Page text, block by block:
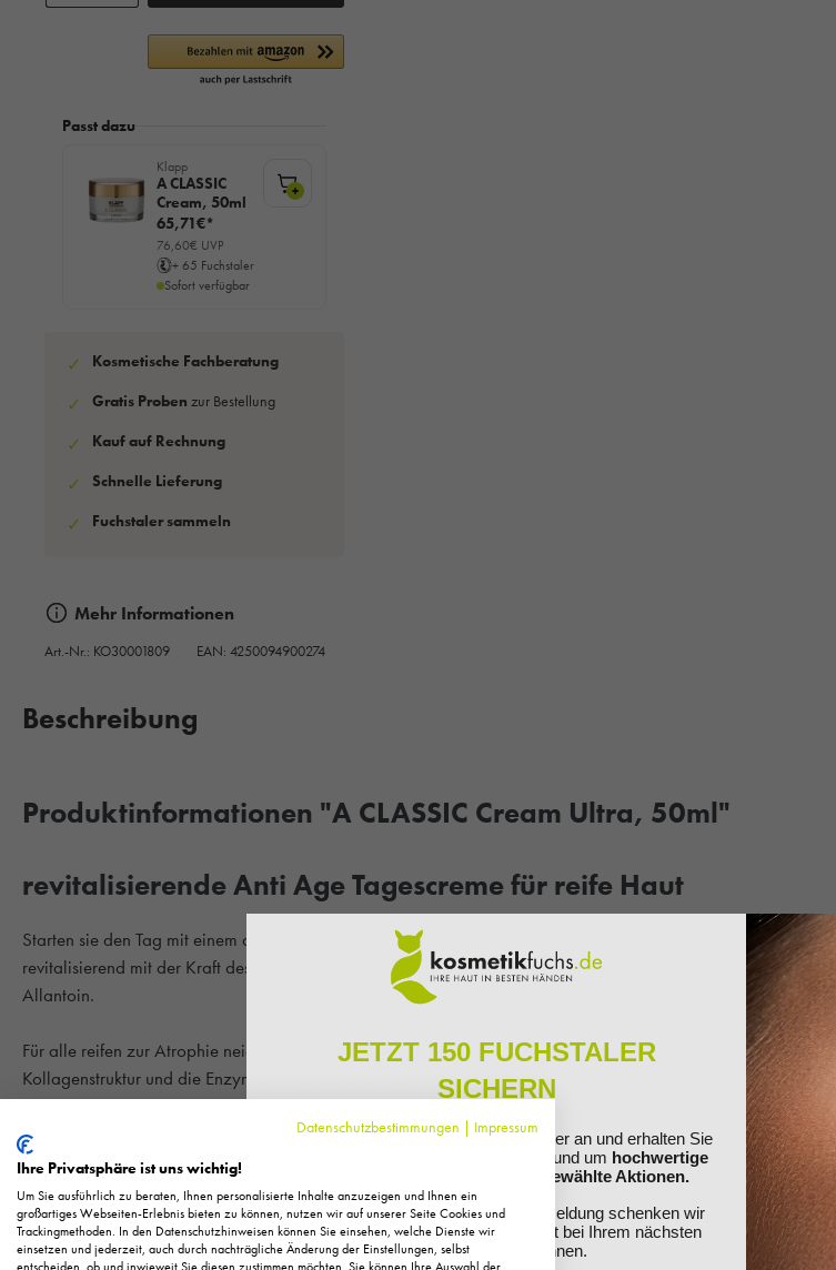
Passt dazu
Klapp
A CLASSIC
Cream, 50ml
65,71€*
76,60€ UVP
+ 65 Fuchstaler
Sofort verfügbar
+
✓ Kosmetische Fachberatung
✓ Gratis Proben zur Bestellung
✓ Kauf auf Rechnung
✓ Schnelle Lieferung
✓ Fuchstaler sammeln
Mehr Informationen
Art.-Nr.: KO30001809 EAN: 4250094900274
Beschreibung
Produktinformationen "A CLASSIC Cream Ultra, 50ml"
revitalisierende Anti Age Tagescreme für reife Haut
Starten sie den Tag mit einem angenehm frischen Gefühl! Diese hochwertige Tagescreme von Klapp wirkt
revitalisierend mit der Kraft des Vitamin A Palmitates und der besänftigenden Wirkung von D-Panthenol und
Allantoin.
Für alle reifen zur Atrophie neigenden Hautbilder mit natürlichem Lichtschutzfaktor. A Classic beeinflusst die
Kollagenstruktur und die Enzymaktivität der alternden Haut. Gerade das von KLAPP eingesetzte RETINOL wirkt
sich äußerst effektiv auf die reduzierten Repairmechanismen aus.
Die Vorteile im überblick:
angenehm cremige Textur
Hochwertige Feuchtigkeitsspendende Tagespflege
Hinterlässt ein leicht kühlendes Gefühl auf der Haut
Datenschutzbestimmungen | Impressum
Ihre Privatsphäre ist uns wichtig!
Um Sie ausführlich zu beraten, Ihnen personalisierte Inhalte anzuzeigen und Ihnen ein
großartiges Webseiten-Erlebnis bieten zu können, nutzen wir auf unserer Seite Cookies und
Trackingmethoden. In den Datenschutzhinweisen können Sie einsehen, welche Dienste wir
einsetzen und jederzeit, auch durch nachträgliche Änderung der Einstellungen, selbst
JETZT 150 FUCHSTALER
SICHERN
Melden Sie sich zu unserem Newsletter an und erhalten Sie
regelmäßig exklusive Informationen rund um hochwertige
Pflege, neue Produkte und ausgewählte Aktionen.
Als kleines Dankeschön für Ihre Anmeldung schenken wir
Ihnen150 Fuchstaler*, die Sie direkt bei Ihrem nächsten
Einkauf einlösen können.